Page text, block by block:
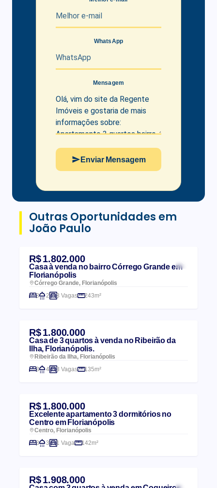
WhatsApp
Mensagem
Enviar Mensagem
Outras Oportunidades em
João Paulo
R$ 1.802.000
Casa à venda no bairro Córrego Grande em
Florianópolis
Córrego Grande, Florianópolis
3
2 3 Vagas 243m²
R$ 1.800.000
Casa de 3 quartos à venda no Ribeirão da
Ilha, Florianópolis.
Ribeirão da Ilha, Florianópolis
3
4 3 Vagas 135m²
R$ 1.800.000
Excelente apartamento 3 dormitórios no
Centro em Florianópolis
Centro, Florianópolis
3
3 1 Vaga 142m²
R$ 1.908.000